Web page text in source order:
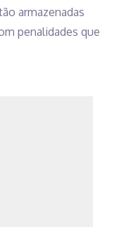
armazenadas
penalidades que